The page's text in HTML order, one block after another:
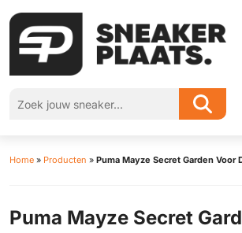
Home » Producten » Puma Mayze Secret Garden Voor
Puma Mayze Secret